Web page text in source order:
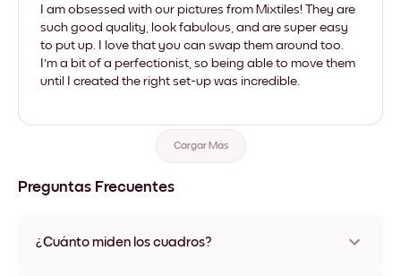
I am obsessed with our pictures from Mixtiles! They are
such good quality, look fabulous, and are super easy
to put up. I love that you can swap them around too.
I'm a bit of a perfectionist, so being able to move them
until I created the right set-up was incredible.
Cargar Más
Preguntas Frecuentes
¿Cuánto miden los cuadros?